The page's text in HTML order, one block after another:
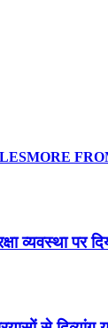
MORE
व्यवस्था पर